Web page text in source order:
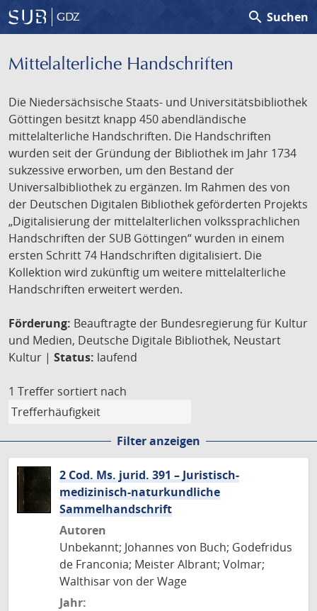
GDZ search Suchen
Mittelalterliche Handschriften
Die Niedersächsische Staats- und Universitätsbibliothek
Göttingen besitzt knapp 450 abendländische
mittelalterliche Handschriften. Die Handschriften
wurden seit der Gründung der Bibliothek im Jahr 1734
sukzessive erworben, um den Bestand der
Universalbibliothek zu ergänzen. Im Rahmen des von
der Deutschen Digitalen Bibliothek geförderten Projekts
„Digitalisierung der mittelalterlichen volkssprachlichen
Handschriften der SUB Göttingen“ wurden in einem
ersten Schritt 74 Handschriften digitalisiert. Die
Kollektion wird zukünftig um weitere mittelalterliche
Handschriften erweitert werden.
Förderung: Beauftragte der Bundesregierung für Kultur
und Medien, Deutsche Digitale Bibliothek, Neustart
Kultur | Status: laufend
1 Treffer sortiert nach
Filter anzeigen
2 Cod. Ms. jurid. 391 – Juristisch-
medizinisch-naturkundliche
Sammelhandschrift
Autoren
Unbekannt; Johannes von Buch; Godefridus
de Franconia; Meister Albrant; Volmar;
Walthisar von der Wage
Jahr: